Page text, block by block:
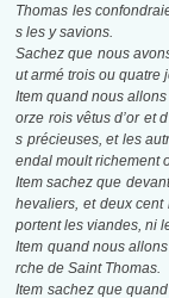
Thomas les
s les y savions.
Sachez que nous
ut armé trois ou quatre
Item quand nous
orze rois vêtus d’or et
s précieuses, et les
endal moult richement
Item sachez que
hevaliers, et deux
portent les viandes, ni
Item quand nous
rche de Saint Thomas.
Item sachez que